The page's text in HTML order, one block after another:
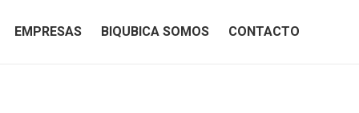
EMPRESAS BIQUBICA SOMOS CONTACTO
EMPRESAS BIQUBICA SOMOS CONTACTO